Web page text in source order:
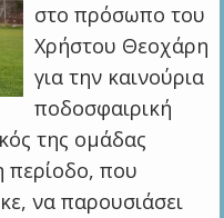
στο πρόσωπο του
Χρήστου Θεοχάρη
για την καινούρια
ποδοσφαιρική
της ομάδας
περίοδο, που
να παρουσιάσει